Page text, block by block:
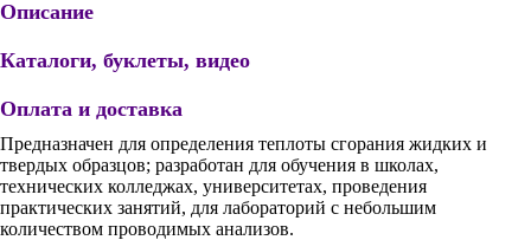
Описание
Каталоги, буклеты, видео
Оплата и доставка
Предназначен для определения теплоты сгорания жидких и
твердых образцов; разработан для обучения в школах,
технических колледжах, университетах, проведения
практических занятий, для лабораторий с небольшим
количеством проводимых анализов.